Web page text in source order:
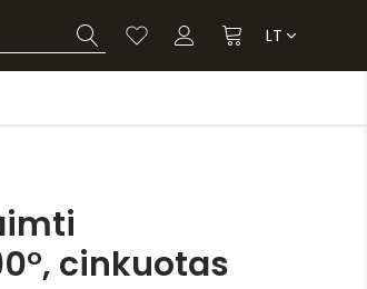
LT
cinkuotas